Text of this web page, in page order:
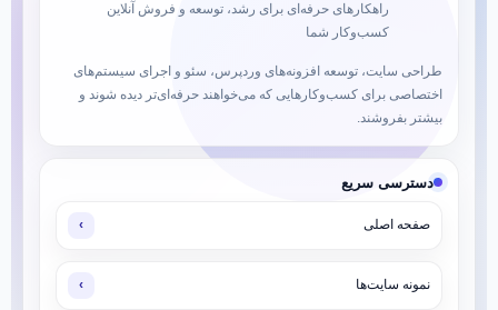
راهکارهای حرفه‌ای برای رشد، توسعه و فروش آنلاین
کسب‌وکار شما
طراحی سایت، توسعه افزونه‌های وردپرس، سئو و اجرای سیستم‌های
اختصاصی برای کسب‌وکارهایی که می‌خواهند حرفه‌ای‌تر دیده شوند و
بیشتر بفروشند.
دسترسی سریع
صفحه اصلی ‹
نمونه سایت‌ها ‹